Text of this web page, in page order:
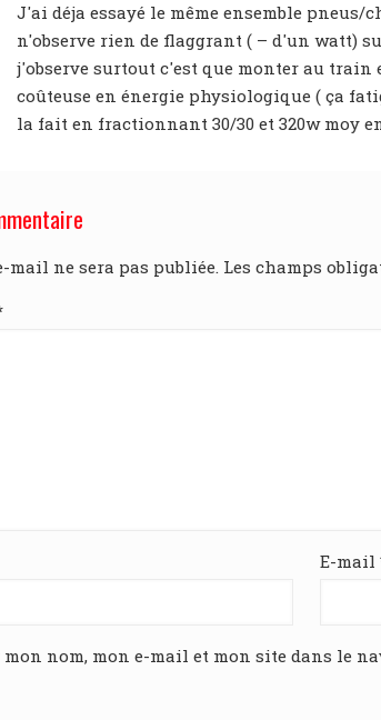
J'ai déja essayé le même ensemble
n'observe rien de flaggrant ( – d'un watt)
j'observe surtout c'est que monter au
coûteuse en énergie physiologique ( ça
la fait en fractionnant 30/30 et 320w moy
mail ne sera pas publiée. Les champs
E-mail
nom, mon e-mail et mon site dans le